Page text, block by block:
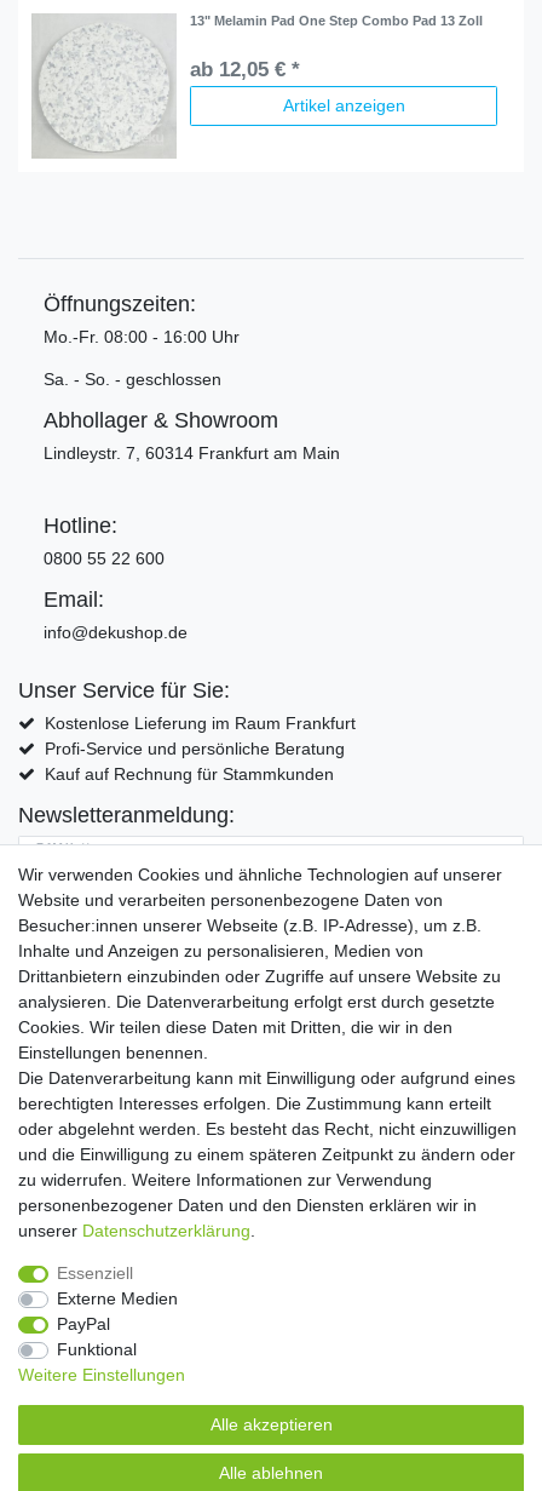
13" Melamin Pad One Step Combo Pad 13 Zoll
ab 12,05 € *
Artikel anzeigen
Öffnungszeiten:
Mo.-Fr. 08:00 - 16:00 Uhr
Sa. - So. - geschlossen
Abhollager & Showroom
Lindleystr. 7, 60314 Frankfurt am Main
Hotline:
0800 55 22 600
Email:
info@dekushop.de
Unser Service für Sie:
Kostenlose Lieferung im Raum Frankfurt
Profi-Service und persönliche Beratung
Kauf auf Rechnung für Stammkunden
Newsletteranmeldung:
E-MAIL **
Hiermit bestätige ich, dass ich die Daten­schutz­erklärung
Einwilligung kann ich jederzeit widerrufen.**
Abonnieren
** Hierbei handelt es sich um ein Pflichtfeld.
Widerrufs­recht Widerrufs­formular Impressum
Daten­schutz­erklärung AGB Kontakt
Wir verwenden Cookies und ähnliche Technologien auf unserer
Website und verarbeiten personenbezogene Daten von
Besucher:innen unserer Webseite (z.B. IP-Adresse), um z.B.
Inhalte und Anzeigen zu personalisieren, Medien von
Drittanbietern einzubinden oder Zugriffe auf unsere Website zu
analysieren. Die Datenverarbeitung erfolgt erst durch gesetzte
Cookies. Wir teilen diese Daten mit Dritten, die wir in den
Einstellungen benennen.
Die Datenverarbeitung kann mit Einwilligung oder aufgrund eines
berechtigten Interesses erfolgen. Die Zustimmung kann erteilt
oder abgelehnt werden. Es besteht das Recht, nicht einzuwilligen
und die Einwilligung zu einem späteren Zeitpunkt zu ändern oder
zu widerrufen. Weitere Informationen zur Verwendung
personenbezogener Daten und den Diensten erklären wir in
unserer Daten­schutz­erklärung
Essenziell
Externe Medien
PayPal
Funktional
Weitere Einstellungen
Alle akzeptieren
Alle ablehnen
Copyright 2016 | Dekushop.de | Alle Rechte vorbehalten. |
Angebote gelten nur für Industrie, Handel, Handwerk und
Widerrufs­recht
Daten­schutz­erklärung AGB Kontakt